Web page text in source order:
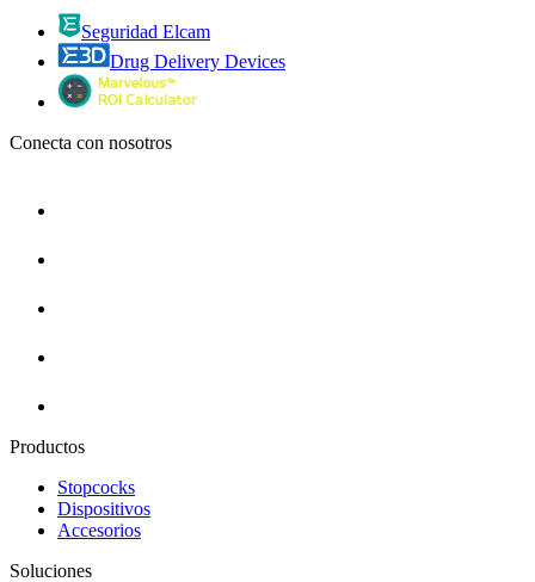
Seguridad Elcam
Drug Delivery Devices
Conecta con nosotros
Productos
Stopcocks
Dispositivos
Accesorios
Soluciones